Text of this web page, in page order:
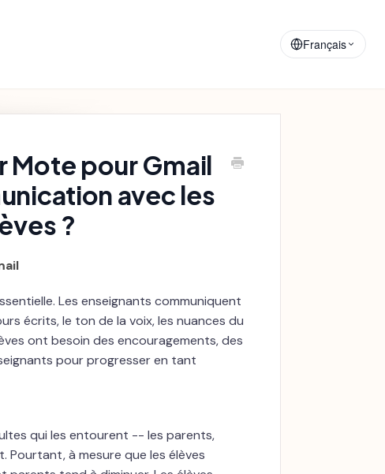
Français
pour Gmail
avec les
?
Les enseignants communiquent
écrits, le ton de la voix, les nuances du
ont besoin des encouragements, des
pour progresser en tant
qui les entourent -- les parents,
Pourtant, à mesure que les élèves